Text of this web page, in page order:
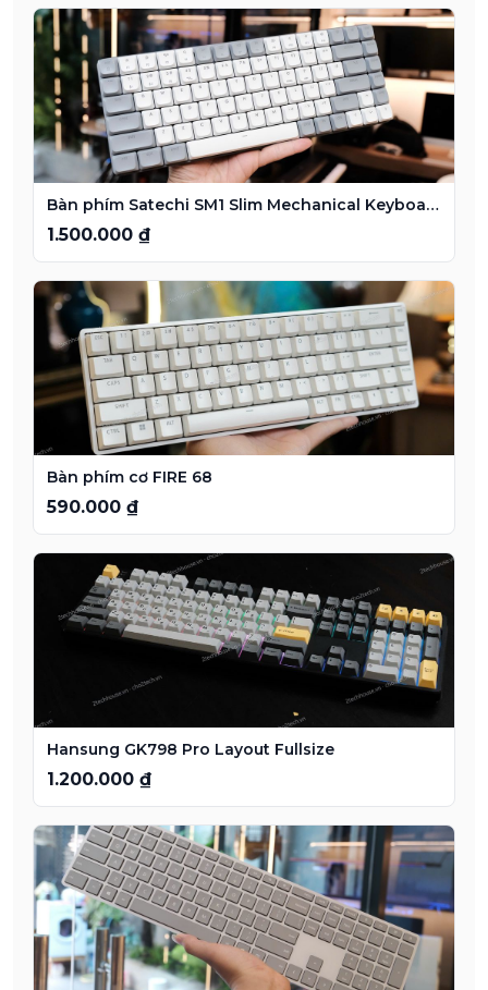
Bàn phím Satechi SM1 Slim Mechanical Keyboard
1.500.000 ₫
Bàn phím cơ FIRE 68
590.000 ₫
Hansung GK798 Pro Layout Fullsize
1.200.000 ₫